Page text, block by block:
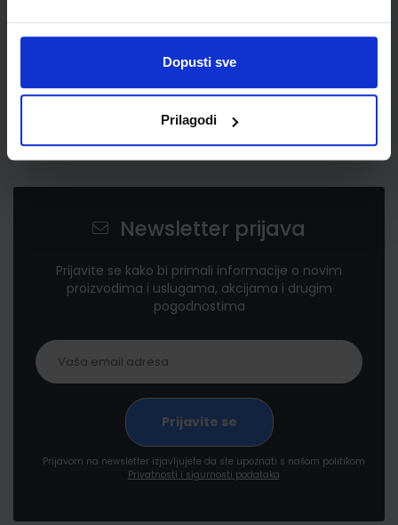
Dopusti sve
Prilagodi
Newsletter prijava
Prijavite se kako bi primali informacije o novim
proizvodima i uslugama, akcijama i drugim
pogodnostima
Prijavom na newsletter izjavljujete da ste upoznati s našom politikom
Privatnosti i sigurnosti podataka